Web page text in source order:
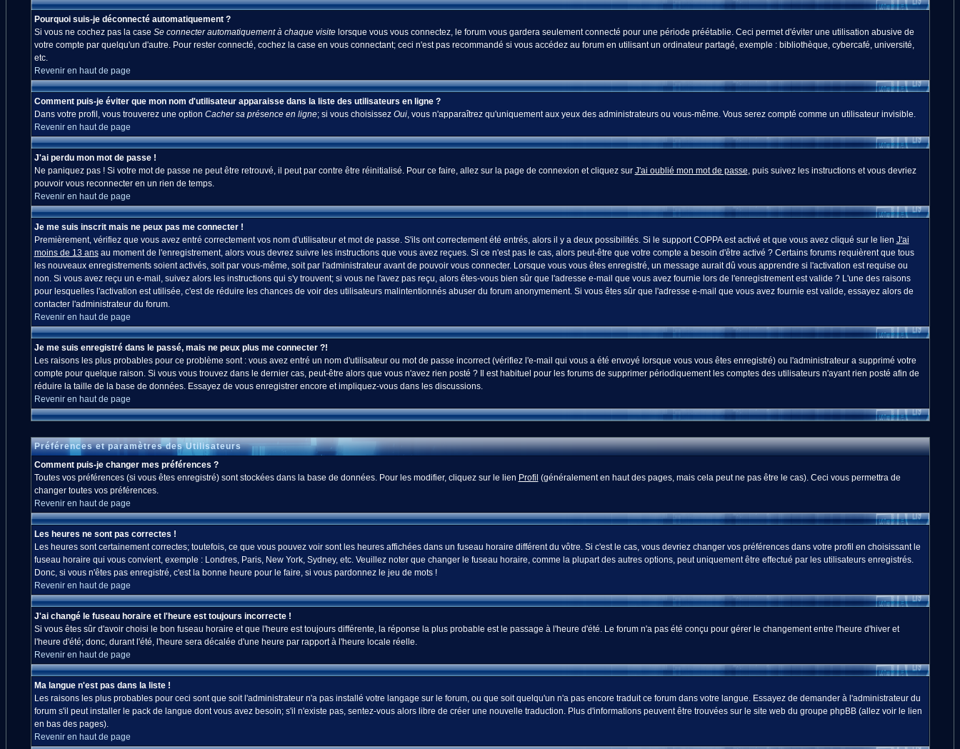
Pourquoi suis-je déconnecté automatiquement ?
Si vous ne cochez pas la case Se connecter automatiquement à chaque visitelorsque vous vous connectez, le forum vous gardera seulement connecté pour une période préétablie. Ceci permet d'éviter une utilisation abusive de
votre compte par quelqu'un d'autre. Pour rester connecté, cochez la case en vous connectant; ceci n'est pas recommandé si vous accédez au forum en utilisant un ordinateur partagé, exemple : bibliothèque, cybercafé, université,
etc.
Revenir en haut de page
Comment puis-je éviter que mon nom d'utilisateur apparaisse dans la liste des utilisateurs en ligne ?
Dans votre profil, vous trouverez une option Cacher sa présence en ligne; si vous choisissez Oui, vous n'apparaîtrez qu'uniquement aux yeux des administrateurs ou vous-même. Vous serez compté comme un utilisateur invisible.
Revenir en haut de page
J'ai perdu mon mot de passe !
Ne paniquez pas ! Si votre mot de passe ne peut être retrouvé, il peut par contre être réinitialisé. Pour ce faire, allez sur la page de connexion et cliquez sur J'ai oublié mon mot de passe, puis suivez les instructions et vous devriez
pouvoir vous reconnecter en un rien de temps.
Revenir en haut de page
Je me suis inscrit mais ne peux pas me connecter !
Premièrement, vérifiez que vous avez entré correctement vos nom d'utilisateur et mot de passe. S'ils ont correctement été entrés, alors il y a deux possibilités. Si le support COPPA est activé et que vous avez cliqué sur le lien J'ai
moins de 13 ansau moment de l'enregistrement, alors vous devrez suivre les instructions que vous avez reçues. Si ce n'est pas le cas, alors peut-être que votre compte a besoin d'être activé ? Certains forums requièrent que tous
les nouveaux enregistrements soient activés, soit par vous-même, soit par l'administrateur avant de pouvoir vous connecter. Lorsque vous vous êtes enregistré, un message aurait dû vous apprendre si l'activation est requise ou
non. Si vous avez reçu un e-mail, suivez alors les instructions qui s'y trouvent; si vous ne l'avez pas reçu, alors êtes-vous bien sûr que l'adresse e-mail que vous avez fournie lors de l'enregistrement est valide ? L'une des raisons
pour lesquelles l'activation est utilisée, c'est de réduire les chances de voir des utilisateurs malintentionnés abuser du forum anonymement. Si vous êtes sûr que l'adresse e-mail que vous avez fournie est valide, essayez alors de
contacter l'administrateur du forum.
Revenir en haut de page
Je me suis enregistré dans le passé, mais ne peux plus me connecter ?!
Les raisons les plus probables pour ce problème sont : vous avez entré un nom d'utilisateur ou mot de passe incorrect (vérifiez l'e-mail qui vous a été envoyé lorsque vous vous êtes enregistré) ou l'administrateur a supprimé votre
compte pour quelque raison. Si vous vous trouvez dans le dernier cas, peut-être alors que vous n'avez rien posté ? Il est habituel pour les forums de supprimer périodiquement les comptes des utilisateurs n'ayant rien posté afin de
réduire la taille de la base de données. Essayez de vous enregistrer encore et impliquez-vous dans les discussions.
Revenir en haut de page
Préférences et paramètres des Utilisateurs
Comment puis-je changer mes préférences ?
Toutes vos préférences (si vous êtes enregistré) sont stockées dans la base de données. Pour les modifier, cliquez sur le lien Profil (généralement en haut des pages, mais cela peut ne pas être le cas). Ceci vous permettra de
changer toutes vos préférences.
Revenir en haut de page
Les heures ne sont pas correctes !
Les heures sont certainement correctes; toutefois, ce que vous pouvez voir sont les heures affichées dans un fuseau horaire différent du vôtre. Si c'est le cas, vous devriez changer vos préférences dans votre profil en choisissant le
fuseau horaire qui vous convient, exemple : Londres, Paris, New York, Sydney, etc. Veuillez noter que changer le fuseau horaire, comme la plupart des autres options, peut uniquement être effectué par les utilisateurs enregistrés.
Donc, si vous n'êtes pas enregistré, c'est la bonne heure pour le faire, si vous pardonnez le jeu de mots !
Revenir en haut de page
J'ai changé le fuseau horaire et l'heure est toujours incorrecte !
Si vous êtes sûr d'avoir choisi le bon fuseau horaire et que l'heure est toujours différente, la réponse la plus probable est le passage à l'heure d'été. Le forum n'a pas été conçu pour gérer le changement entre l'heure d'hiver et
l'heure d'été; donc, durant l'été, l'heure sera décalée d'une heure par rapport à l'heure locale réelle.
Revenir en haut de page
Ma langue n'est pas dans la liste !
Les raisons les plus probables pour ceci sont que soit l'administrateur n'a pas installé votre langage sur le forum, ou que soit quelqu'un n'a pas encore traduit ce forum dans votre langue. Essayez de demander à l'administrateur du
forum s'il peut installer le pack de langue dont vous avez besoin; s'il n'existe pas, sentez-vous alors libre de créer une nouvelle traduction. Plus d'informations peuvent être trouvées sur le site web du groupe phpBB (allez voir le lien
en bas des pages).
Revenir en haut de page